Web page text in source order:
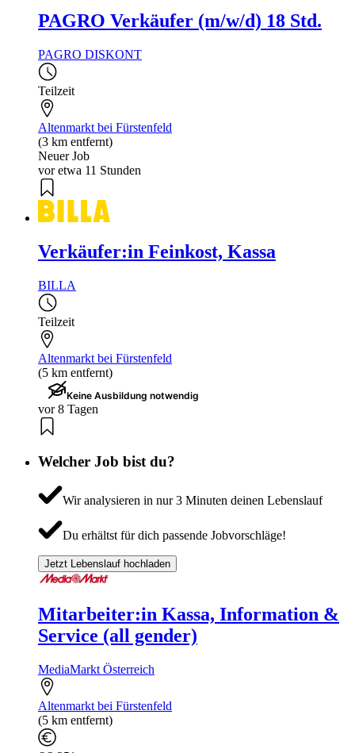
PAGRO Verkäufer (m/w/d) 18 Std.
PAGRO DISKONT
Teilzeit
Altenmarkt bei Fürstenfeld
(3 km entfernt)
Neuer Job
vor etwa 11 Stunden
Verkäufer:in Feinkost, Kassa
BILLA
Teilzeit
Altenmarkt bei Fürstenfeld
(5 km entfernt)
Keine Ausbildung notwendig
vor 8 Tagen
Welcher Job bist du?
Wir analysieren in nur 3 Minuten deinen Lebenslauf
Du erhältst für dich passende Jobvorschläge!
Jetzt Lebenslauf hochladen
Mitarbeiter:in Kassa, Information &
Service (all gender)
MediaMarkt Österreich
Altenmarkt bei Fürstenfeld
(5 km entfernt)